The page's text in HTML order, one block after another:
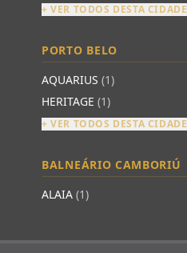
+ VER TODOS DESTA CIDADE
PORTO BELO
AQUARIUS (1)
HERITAGE (1)
+ VER TODOS DESTA CIDADE
BALNEÁRIO CAMBORIÚ
ALAIA (1)